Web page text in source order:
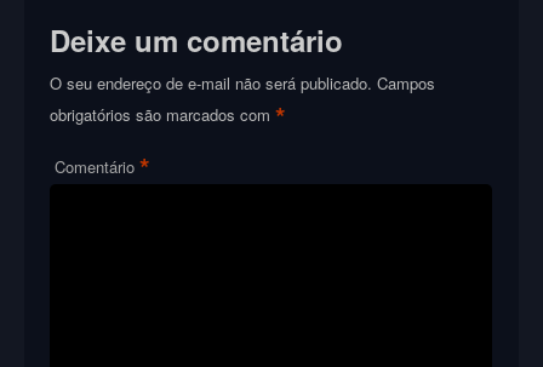
Deixe um comentário
O seu endereço de e-mail não será publicado. Campos
obrigatórios são marcados com*
Comentário *